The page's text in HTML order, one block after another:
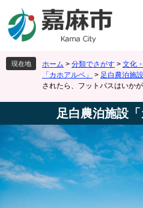
ジ
先
頭
ュ
を
飛
現在地 ホーム > 分類でさがす > 文化
「カホアルペ」
> 足白農泊施
されたら、フットパスはいか
足白農泊施設「